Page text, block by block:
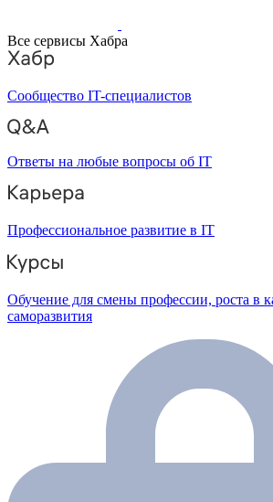
Все сервисы Хабра
Сообщество IT-специалистов
Ответы на любые вопросы об IT
Профессиональное развитие в IT
Обучение для смены профессии, роста в
саморазвития